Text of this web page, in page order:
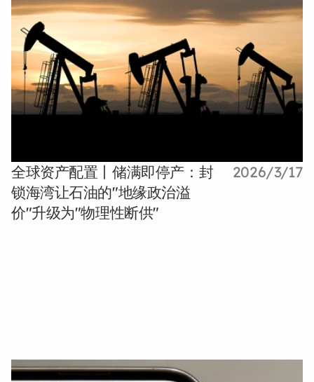
全球资产配置丨储满即停产：封
锁海湾让石油的"地缘政治溢
价"升级为"物理性断供"
2026/3/17